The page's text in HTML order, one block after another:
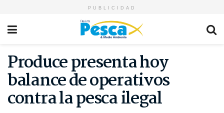
PUBLICIDAD
Produce presenta hoy
balance de operativos
contra la pesca ilegal